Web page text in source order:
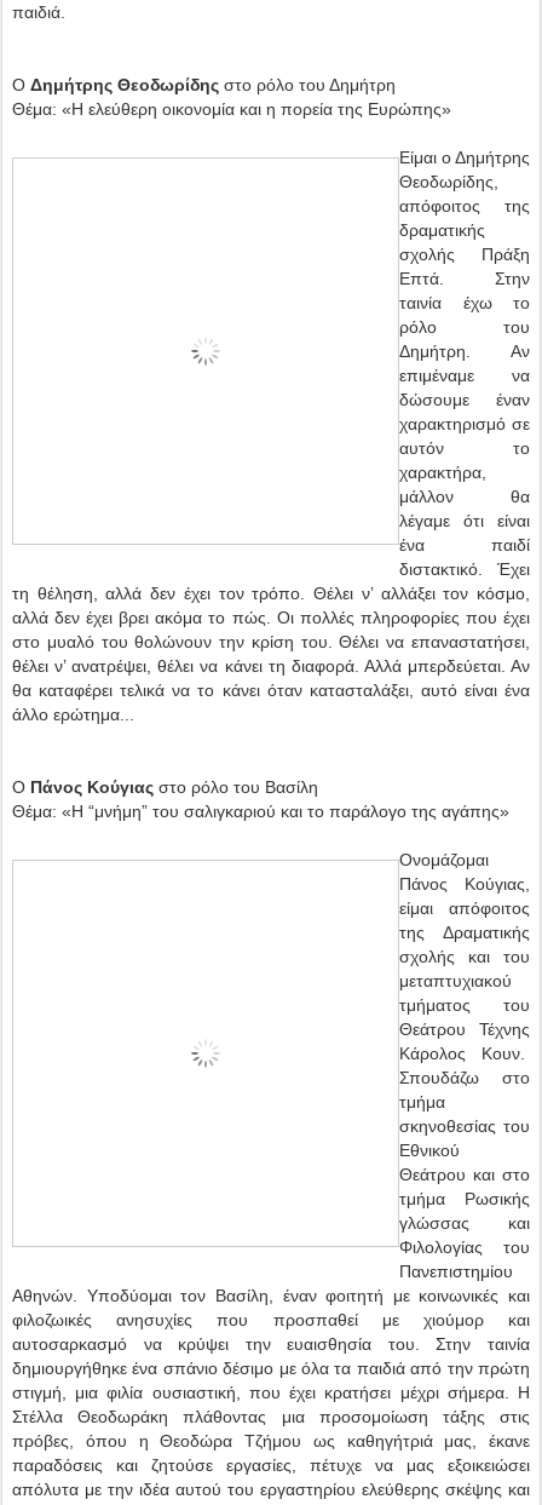
παιδιά.
Ο Δημήτρης Θεοδωρίδης στο ρόλο του Δημήτρη
Θέμα: «Η ελεύθερη οικονομία και η πορεία της Ευρώπης»
Είμαι ο Δημήτρης
Θεοδωρίδης,
απόφοιτος της
δραματικής
σχολής Πράξη
Επτά. Στην
ταινία έχω το
ρόλο του
Δημήτρη. Αν
επιμέναμε να
δώσουμε έναν
χαρακτηρισμό σε
αυτόν το
χαρακτήρα,
μάλλον θα
λέγαμε ότι είναι
ένα παιδί
διστακτικό. Έχει
τη θέληση, αλλά δεν έχει τον τρόπο. Θέλει ν’ αλλάξει τον κόσμο,
αλλά δεν έχει βρει ακόμα το πώς. Οι πολλές πληροφορίες που έχει
στο μυαλό του θολώνουν την κρίση του. Θέλει να επαναστατήσει,
θέλει ν’ ανατρέψει, θέλει να κάνει τη διαφορά. Αλλά μπερδεύεται. Αν
θα καταφέρει τελικά να το κάνει όταν κατασταλάξει, αυτό είναι ένα
άλλο ερώτημα...
Ο Πάνος Κούγιας στο ρόλο του Βασίλη
Θέμα: «Η “μνήμη” του σαλιγκαριού και το παράλογο της αγάπης»
Ονομάζομαι
Πάνος Κούγιας,
είμαι απόφοιτος
της Δραματικής
σχολής και του
μεταπτυχιακού
τμήματος του
Θεάτρου Τέχνης
Κάρολος Κουν.
Σπουδάζω στο
τμήμα
σκηνοθεσίας του
Εθνικού
Θεάτρου και στο
τμήμα Ρωσικής
γλώσσας και
Φιλολογίας του
Πανεπιστημίου
Αθηνών. Υποδύομαι τον Βασίλη, έναν φοιτητή με κοινωνικές και
φιλοζωικές ανησυχίες που προσπαθεί με χιούμορ και
αυτοσαρκασμό να κρύψει την ευαισθησία του. Στην ταινία
δημιουργήθηκε ένα σπάνιο δέσιμο με όλα τα παιδιά από την πρώτη
στιγμή, μια φιλία ουσιαστική, που έχει κρατήσει μέχρι σήμερα. Η
Στέλλα Θεοδωράκη πλάθοντας μια προσομοίωση τάξης στις
πρόβες, όπου η Θεοδώρα Τζήμου ως καθηγήτριά μας, έκανε
παραδόσεις και ζητούσε εργασίες, πέτυχε να μας εξοικειώσει
απόλυτα με την ιδέα αυτού του εργαστηρίου ελεύθερης σκέψης και